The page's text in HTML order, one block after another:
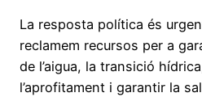
La resposta política és
reclamem recursos per a
de l’aigua, la transició
l’aprofitament i garantir la